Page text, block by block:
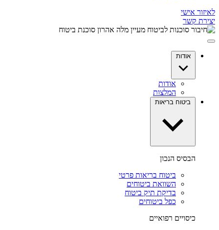
לאיזור אישי
יצירת קשר
אודות
אודות
המלצות
ביטוח בריאות
הבסיס הנכון
ביטוח בריאות פרטי
השוואת ביטוחים
בדיקת תיק ביטוח
כפל ביטוחים
כיסויים רפואיים